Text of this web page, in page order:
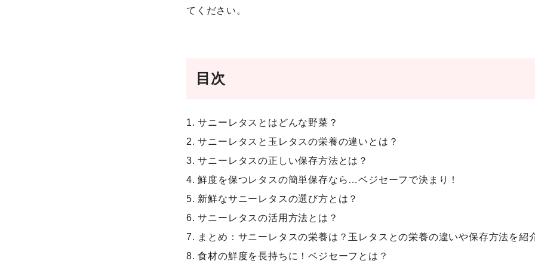
てください。
目次
1. サニーレタスとはどんな野菜？
2. サニーレタスと玉レタスの栄養の違いとは？
3. サニーレタスの正しい保存方法とは？
4. 鮮度を保つレタスの簡単保存なら…ベジセーフで決まり！
5. 新鮮なサニーレタスの選び方とは？
6. サニーレタスの活用方法とは？
7. まとめ：サニーレタスの栄養は？玉レタスとの栄養の違いや保存方法を紹
8. 食材の鮮度を長持ちに！ベジセーフとは？